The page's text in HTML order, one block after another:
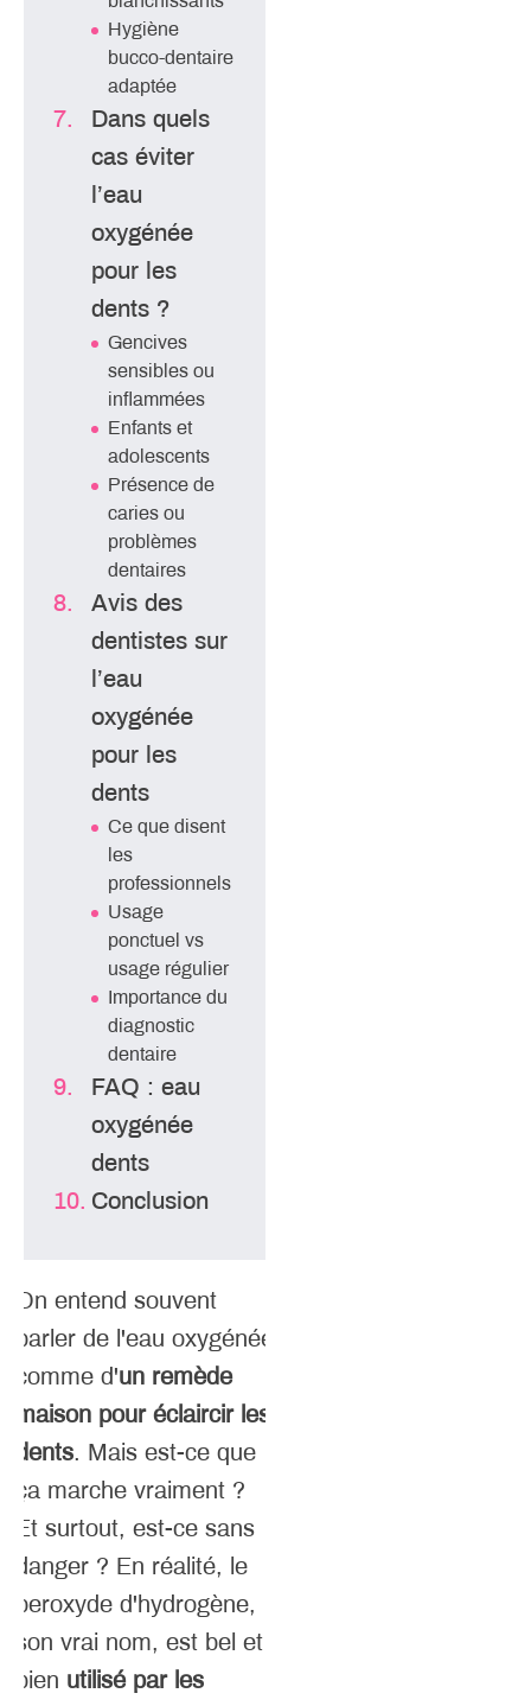
Hygiène
bucco-dentaire
adaptée
Dans quels
cas éviter
l’eau
oxygénée
pour les
dents ?
Gencives
sensibles ou
inflammées
Enfants et
adolescents
Présence de
caries ou
problèmes
dentaires
Avis des
dentistes sur
l’eau
oxygénée
pour les
dents
Ce que disent
les
professionnels
Usage
ponctuel vs
usage régulier
Importance du
diagnostic
dentaire
FAQ : eau
oxygénée
dents
Conclusion
On entend souvent
parler de l'eau oxygénée
comme d'un remède
maison pour éclaircir les
dents. Mais est-ce que
ça marche vraiment ?
Et surtout, est-ce sans
danger ? En réalité, le
peroxyde d'hydrogène,
son vrai nom, est bel et
bien utilisé par les